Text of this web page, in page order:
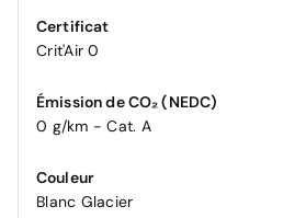
Certificat
Crit'Air 0
Émission de CO₂ (NEDC)
0 g/km - Cat. A
Couleur
Blanc Glacier